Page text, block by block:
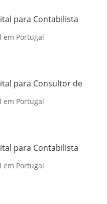
para Contabilista
em Portugal
para Consultor de
em Portugal
para Contabilista
em Portugal